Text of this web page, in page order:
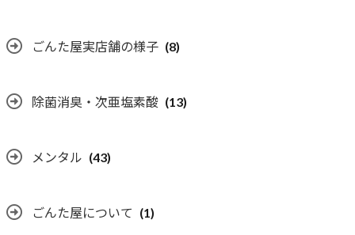
ごんた屋実店舗の様子 (8)
除菌消臭・次亜塩素酸 (13)
メンタル (43)
ごんた屋について (1)